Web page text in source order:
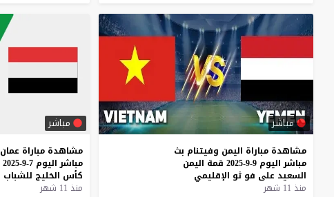
مباشر
مشاهدة مباراة اليمن وفيتنام بث
مباشر اليوم 9-9-2025 قمة اليمن
السعيد على فو ثو الإقليمي
منذ 11 شهر
مباشر
مشاهدة مباراة عمان
مباشر اليوم 7-9-2025
كأس الخليج للشباب
منذ 11 شهر